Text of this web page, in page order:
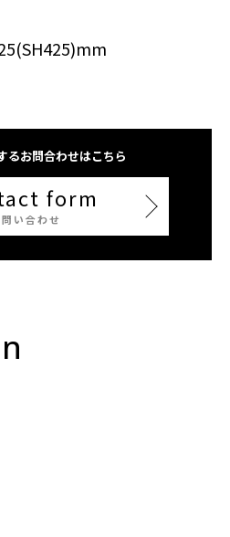
るお問合わせはこちら
form
い合わせ